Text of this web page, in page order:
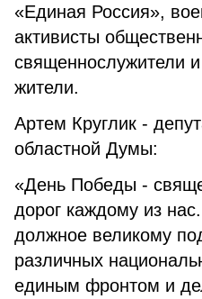
«Единая Россия»,
активисты
священнослужители
жители.
Артем Круглик -
областной Думы:
«День Победы -
дорог каждому из
должное великому
различных
единым фронтом и